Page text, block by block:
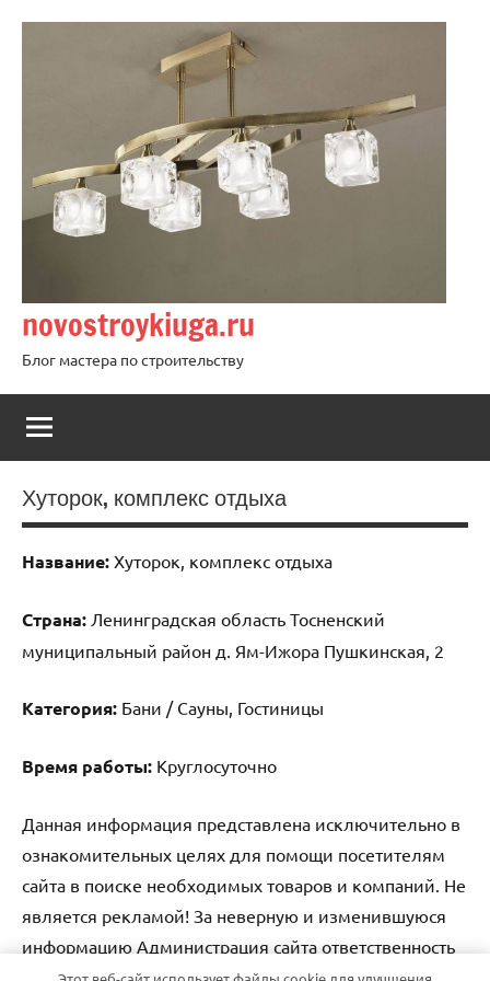
novostroykiuga.ru
Блог мастера по строительству
Хуторок, комплекс отдыха
Название: Хуторок, комплекс отдыха
Страна: Ленинградская область Тосненский
муниципальный район д. Ям-Ижора Пушкинская, 2
Категория: Бани / Сауны, Гостиницы
Время работы: Круглосуточно
Данная информация представлена исключительно в
ознакомительных целях для помощи посетителям
сайта в поиске необходимых товаров и компаний. Не
является рекламой! За неверную и изменившуюся
информацию Администрация сайта ответственность
не несет.